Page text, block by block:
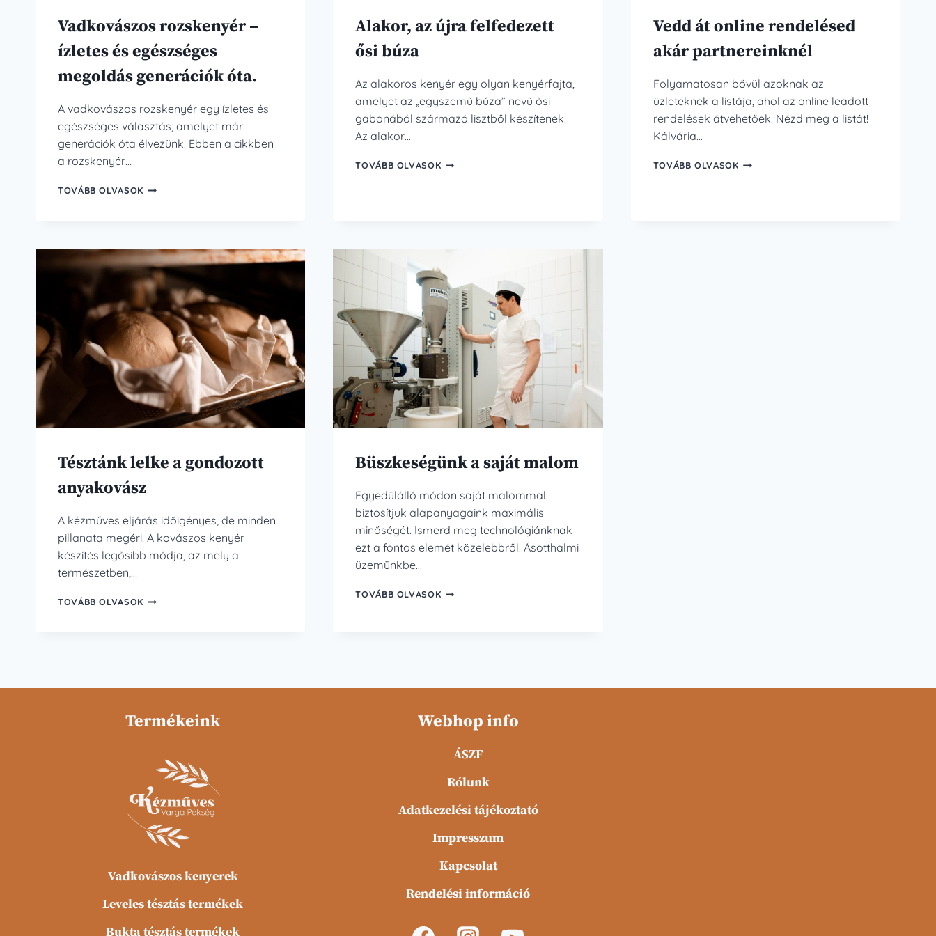
Vadkovászos rozskenyér –
ízletes és egészséges
megoldás generációk óta.
A vadkovászos rozskenyér egy ízletes és
egészséges választás, amelyet már
generációk óta élvezünk. Ebben a cikkben
a rozskenyér…
TOVÁBB OLVASOKVADKOVÁSZOS
EGÉSZSÉGES
MEGOLDÁS
GENERÁCIÓK
ÓTA.
Alakor, az újra felfedezett
ősi búza
Az alakoros kenyér egy olyan kenyérfajta,
amelyet az „egyszemű búza” nevű ősi
gabonából származó lisztből készítenek.
Az alakor…
TOVÁBB OLVASOKALAKOR,
Vedd át online rendelésed
akár partnereinknél
Folyamatosan bővül azoknak az
üzleteknek a listája, ahol az online leadott
rendelések átvehetőek. Nézd meg a listát!
Kálvária…
TOVÁBB OLVASOKVEDD
Tésztánk lelke a gondozott
anyakovász
A kézműves eljárás időigényes, de minden
pillanata megéri. A kovászos kenyér
készítés legősibb módja, az mely a
természetben,…
TOVÁBB OLVASOKTÉSZTÁNK
Büszkeségünk a saját malom
Egyedülálló módon saját malommal
biztosítjuk alapanyagaink maximális
minőségét. Ismerd meg technológiánknak
ezt a fontos elemét közelebbről. Ásotthalmi
üzemünkbe…
TOVÁBB OLVASOKBÜSZKESÉGÜNK
Termékeink
Vadkovászos kenyerek
Leveles tésztás termékek
Bukta tésztás termékek
Webhop info
ÁSZF
Rólunk
Adatkezelési tájékoztató
Impresszum
Kapcsolat
Rendelési információ